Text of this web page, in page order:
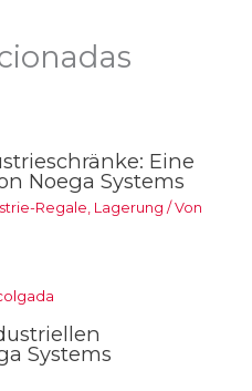
Eine
Noega Systems
Regale, Lagerung / Von
Systems